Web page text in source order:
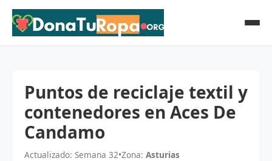
Puntos de reciclaje textil y
contenedores en Aces De
Candamo
Actualizado: Semana 32•Zona: Asturias